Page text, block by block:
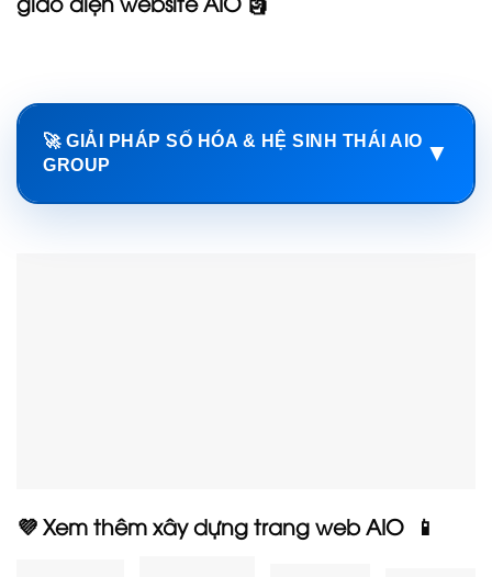
🚀 GIẢI PHÁP SỐ HÓA & HỆ SINH THÁI AIO
GROUP
▼
💜 Xem thêm xây dựng trang web AIO 📱